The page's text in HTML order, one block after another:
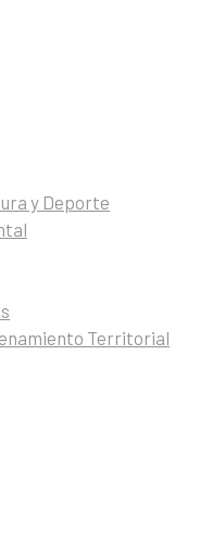
y Deporte
Territorial